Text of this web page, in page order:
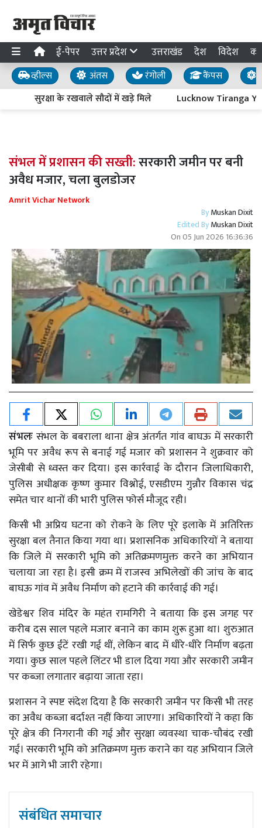
ई-पेपर उत्तर प्रदेश उत्तराखंड देश विदेश
व्हील्स अंतस रंगोली कैंपस
सुरक्षा के रखवाले सौदों में खड़े मिले
Lucknow Tiranga
संभल में प्रशासन की सख्ती:सरकारी जमीन पर बनी
अवैध मजार, चला बुलडोजर
Amrit Vichar Network
ByMuskan Dixit
Edited ByMuskan Dixit
On05 Jun 2026 16:36:36
संभलः संभल के बबराला थाना क्षेत्र अंतर्गत गांव बाघऊ में सरकारी
भूमि पर अवैध रूप से बनाई गई मजार को प्रशासन ने शुक्रवार को
जेसीबी से ध्वस्त कर दिया। इस कार्रवाई के दौरान जिलाधिकारी,
पुलिस अधीक्षक कृष्ण कुमार विश्नोई, एसडीएम गुन्नौर विकास चंद्र
समेत चार थानों की भारी पुलिस फोर्स मौजूद रही।
किसी भी अप्रिय घटना को रोकने के लिए पूरे इलाके में अतिरिक्त
सुरक्षा बल तैनात किया गया था। प्रशासनिक अधिकारियों ने बताया
कि जिले में सरकारी भूमि को अतिक्रमणमुक्त करने का अभियान
चलाया जा रहा है। इसी क्रम में राजस्व अभिलेखों की जांच के बाद
बाघऊ गांव में अवैध निर्माण को हटाने की कार्रवाई की गई।
खेडेश्वर शिव मंदिर के महंत रामगिरी ने बताया कि इस जगह पर
करीब दस साल पहले मजार बनाने का काम शुरू हुआ था। शुरुआत
में सिर्फ कुछ ईंटें रखी गई थीं, लेकिन बाद में धीरे-धीरे निर्माण बढ़ता
गया। कुछ साल पहले लिंटर भी डाल दिया गया और सरकारी जमीन
पर कब्जा लगातार बढ़ाया जाता रहा।
प्रशासन ने स्पष्ट संदेश दिया है कि सरकारी जमीन पर किसी भी तरह
का अवैध कब्जा बर्दाश्त नहीं किया जाएगा। अधिकारियों ने कहा कि
पूरे क्षेत्र की निगरानी की गई और सुरक्षा व्यवस्था चाक-चौबंद रखी
गई। सरकारी भूमि को अतिक्रमण मुक्त कराने का यह अभियान जिले
भर में आगे भी जारी रहेगा।
संबंधित समाचार